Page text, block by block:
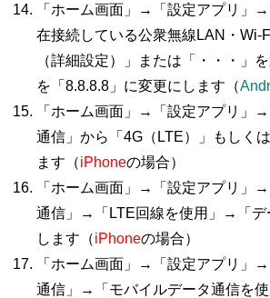
「ホーム画面」→「設定アプリ」
在接続している公衆無線LAN・Wi-
（詳細設定）」または「・・・」
を「8.8.8.8」に変更にします（
「ホーム画面」→「設定アプリ」
通信」から「4G（LTE）」もしく
ます（iPhoneの場合）
「ホーム画面」→「設定アプリ」
通信」→「LTE回線を使用」→「デ
します（iPhoneの場合）
「ホーム画面」→「設定アプリ」
通信」→「モバイルデータ通信を